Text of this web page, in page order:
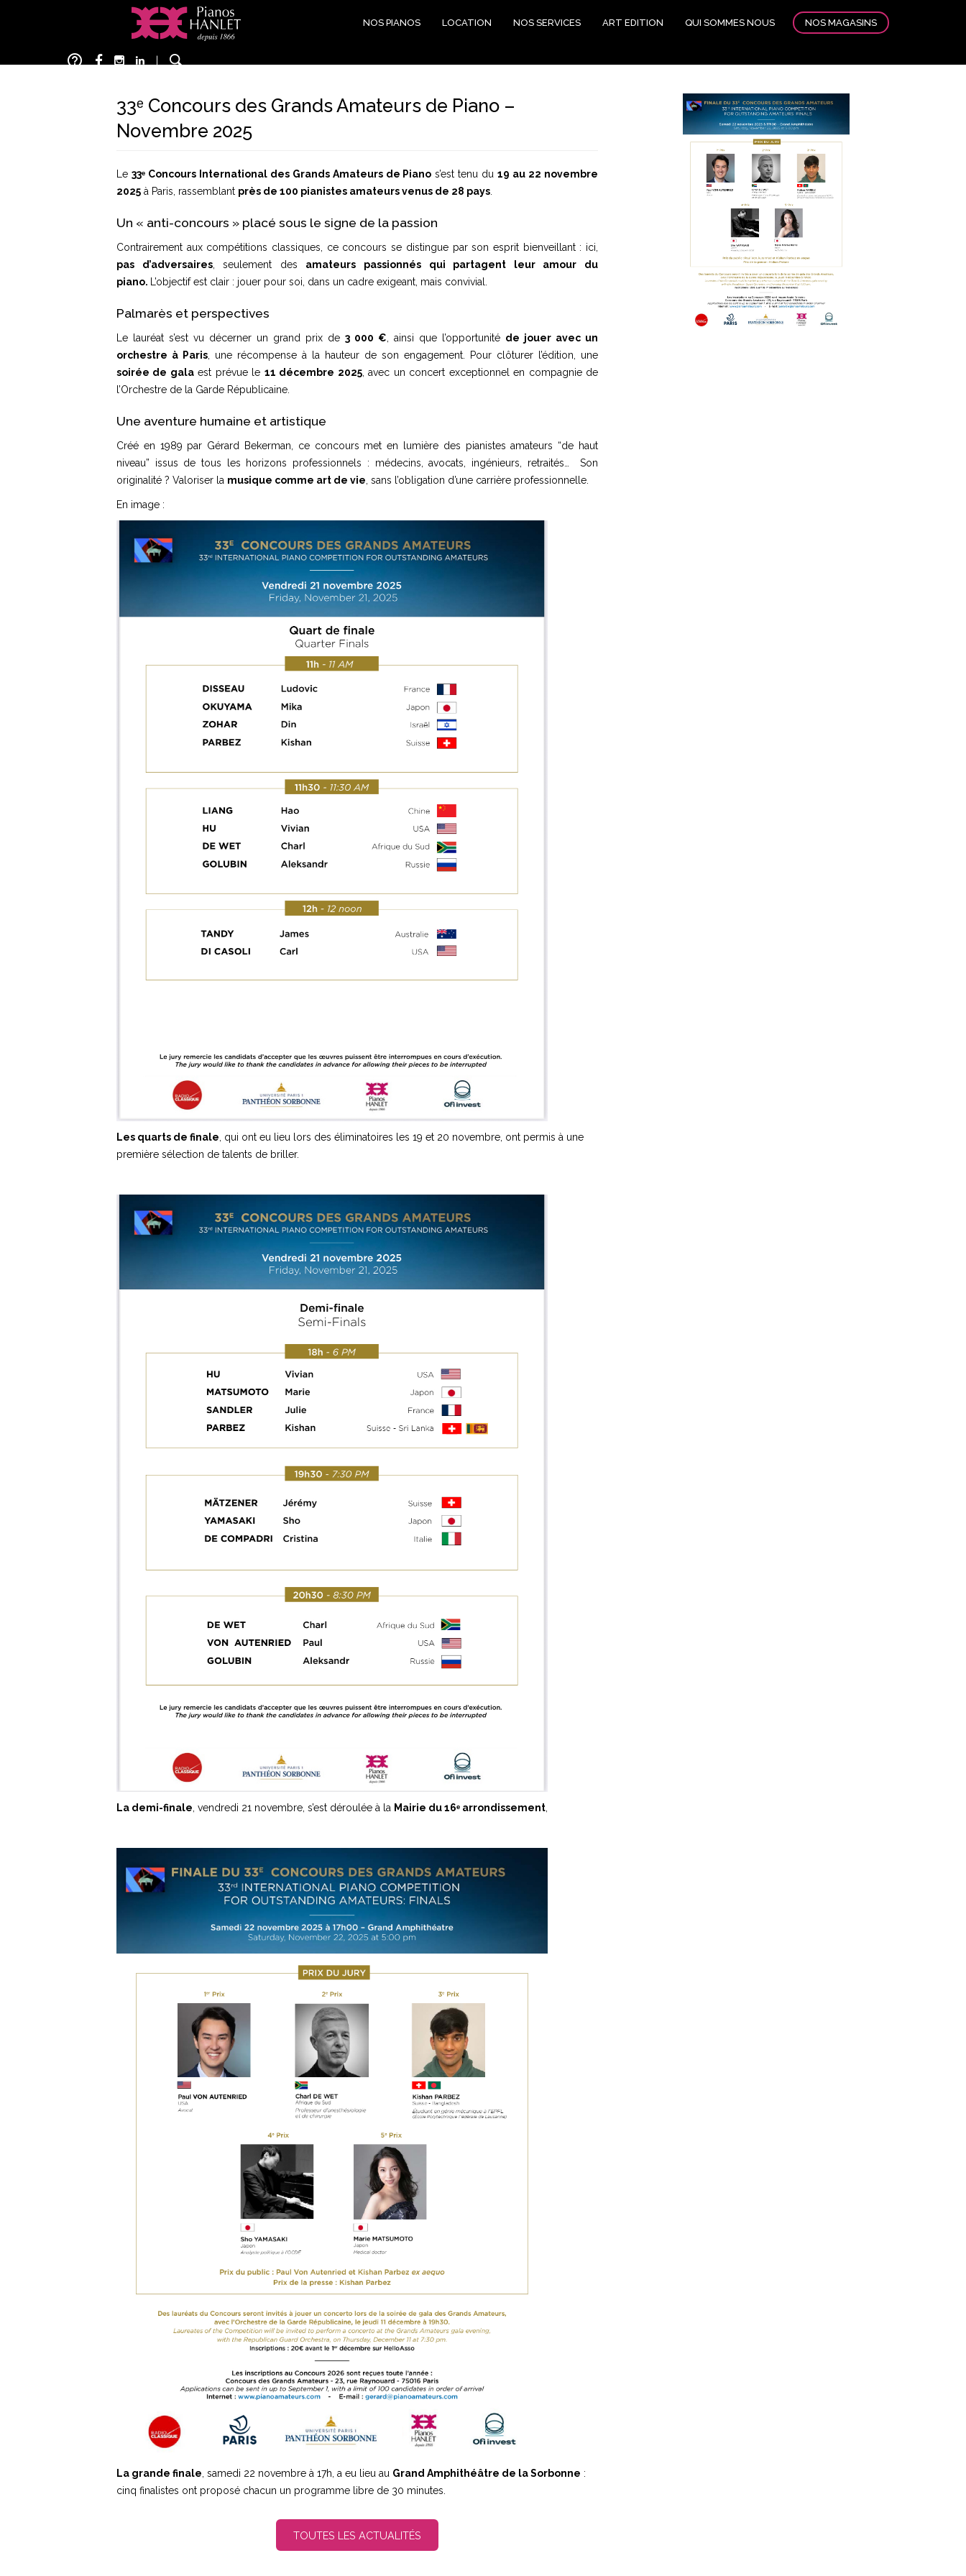
NOS PIANOS LOCATION NOS SERVICES ART EDITION QUI SOMMES NOUS NOS MAGASINS
help_outline
33ᵉ Concours des Grands Amateurs de Piano –
Novembre 2025
Le 33ᵉ Concours International des Grands Amateurs de Piano s’est tenu du19 au 22 novembre
2025 à Paris, rassemblant près de 100 pianistes amateurs venus de 28 pays
Un « anti-concours » placé sous le signe de la passion
Contrairement aux compétitions classiques, ce concours se distingue par son esprit bienveillant : ici,
pas d’adversaires, seulement des amateurs passionnés qui partagent leur amour du
piano.
L’objectif est clair : jouer pour soi, dans un cadre exigeant, mais convivial.
Palmarès et perspectives
Le lauréat s’est vu décerner un grand prix de 3 000 € , ainsi que l’opportunité de jouer avec un
orchestre à Paris , une récompense à la hauteur de son engagement. Pour clôturer l’édition, une
soirée de galaest prévue le 11 décembre 2025, avec un concert exceptionnel en compagnie de
l’Orchestre de la Garde Républicaine.
Une aventure humaine et artistique
Créé en 1989 par Gérard Bekerman, ce concours met en lumière des pianistes amateurs “de haut
niveau” issus de tous les horizons professionnels : médecins, avocats, ingénieurs, retraités… Son
originalité ? Valoriser la musique comme art de vie , sans l’obligation d’une carrière professionnelle.
En image :
Les quarts de finale , qui ont eu lieu lors des éliminatoires les 19 et 20 novembre, ont permis à une
première sélection de talents de briller.
La demi-finale , vendredi 21 novembre, s’est déroulée à la Mairie du 16ᵉ arrondissement
La grande finale , samedi 22 novembre à 17h, a eu lieu au Grand Amphithéâtre de la Sorbonne :
cinq finalistes ont proposé chacun un programme libre de 30 minutes.
TOUTES LES ACTUALITÉS